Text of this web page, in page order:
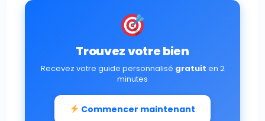
Trouvez votre bien
Recevez votre guide personnalisé gratuit en 2
minutes
Commencer maintenant